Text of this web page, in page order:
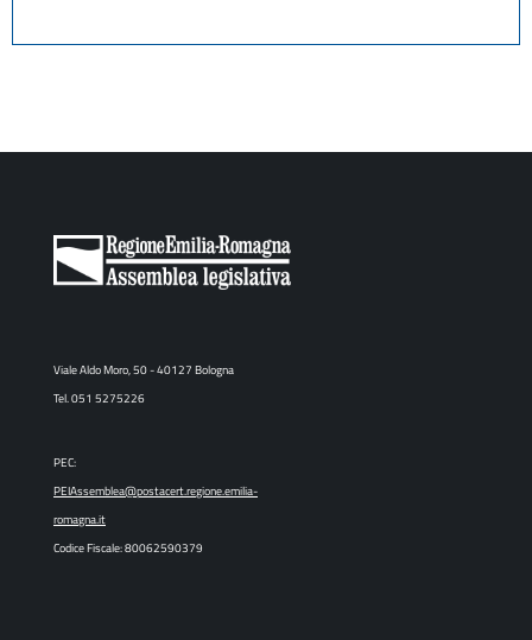
Viale Aldo Moro, 50 - 40127 Bologna
Tel. 051 5275226
PEC:
PEIAssemblea@postacert.regione.emilia-
romagna.it
Codice Fiscale: 80062590379